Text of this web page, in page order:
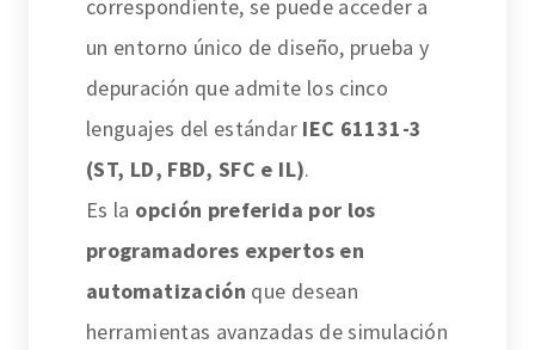
correspondiente, se puede acceder a
un entorno único de diseño, prueba y
depuración que admite los cinco
lenguajes del estándar IEC 61131-3
(ST, LD, FBD, SFC e IL).
Es la opción preferida por los
programadores expertos en
automatización que desean
herramientas avanzadas de simulación